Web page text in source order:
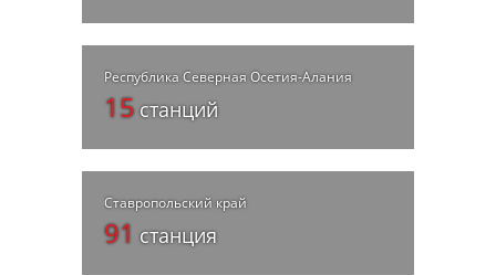
Республика Северная Осетия-Алания
15станций
Ставропольский край
91 станция